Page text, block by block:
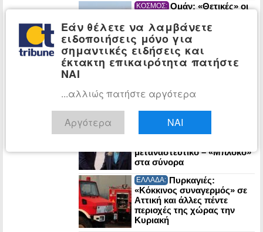
ΚΟΣΜΟΣ: Ομάν: «Θετικές» οι
Στενά του Ορμούζ
ΕΛΛΑΔΑ: Λυκαβηττός:
στους Αγίους Ισιδώρους
POLITICO: Στα
χαρακώματα Μελόνι-
μεταναστευτικό – «Μπλόκο»
στα σύνορα
ΕΛΛΑΔΑ: Πυρκαγιές:
«Κόκκινος συναγερμός» σε
Αττική και άλλες πέντε
περιοχές της χώρας την
Κυριακή
Εάν θέλετε να λαμβάνετε
ειδοποιήσεις μόνο για
σημαντικές ειδήσεις και
έκτακτη επικαιρότητα πατήστε
ΝΑΙ
...αλλιώς πατήστε αργότερα
Αργότερα ΝΑΙ